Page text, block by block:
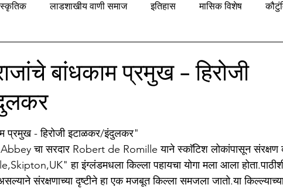
लाडशाखीय वाणी समाज इतिहास मासिक विशेष
नातू अगस्त्य
बांधकाम प्रमुख - हिरोजी
प्रमुख - हिरोजी इटाळकर/इंदुलकर"
चा सरदार Robert de Romille याने स्काॅटिश लोकांपासून संरक्षण
हा इंग्लंडमधला किल्ला पहायचा योगा मला आला
संरक्षणाच्या दृष्टीने हा एक मजबूत किल्ला समजला जातो.या